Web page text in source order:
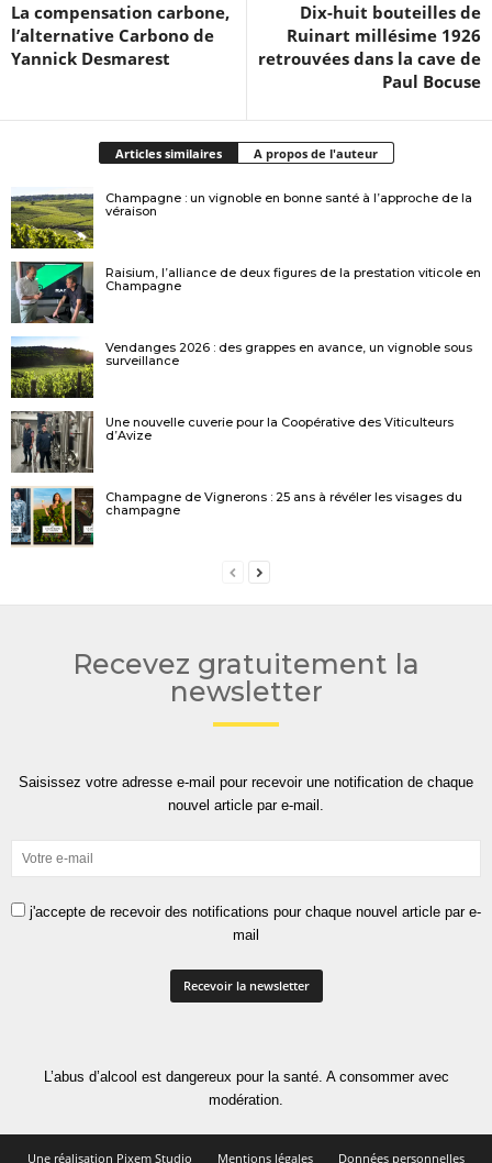
La compensation carbone,
l’alternative Carbono de
Yannick Desmarest
Dix-huit bouteilles de
Ruinart millésime 1926
retrouvées dans la cave de
Paul Bocuse
Articles similaires A propos de l'auteur
Champagne : un vignoble en bonne santé à l’approche de la
véraison
Raisium, l’alliance de deux figures de la prestation viticole en
Champagne
Vendanges 2026 : des grappes en avance, un vignoble sous
surveillance
Une nouvelle cuverie pour la Coopérative des Viticulteurs
d’Avize
Champagne de Vignerons : 25 ans à révéler les visages du
champagne
Recevez gratuitement la
newsletter
Saisissez votre adresse e-mail pour recevoir une notification de chaque
nouvel article par e-mail.
j'accepte de recevoir des notifications pour chaque nouvel article par e-
mail
L’abus d’alcool est dangereux pour la santé. A consommer avec
modération.
Une réalisation Pixem Studio Mentions légales Données personnelles